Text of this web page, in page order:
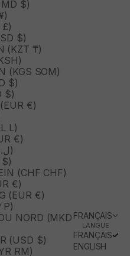
$)
£)
$)
(KZT ₸)
(KGS SOM)
$)
$)
€)
L)
€)
LIBAN (LBP ل.ل)
$)
(CHF CHF)
€)
(EUR €)
P)
NORD (MKD
(USD $)
RM)
FRANÇAIS
LANGUE
FRANÇAIS
ENGLISH